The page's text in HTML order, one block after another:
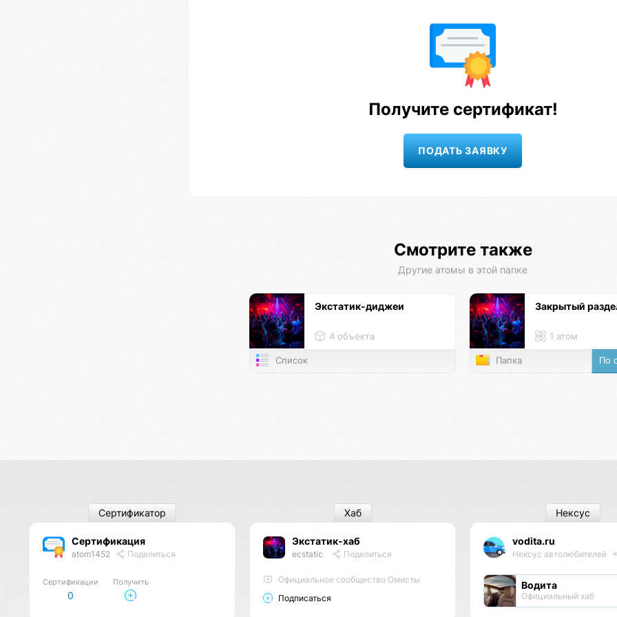
Получите сертификат!
Смотрите также
Другие атомы в этой папке
Экстатик-диджеи
4 объекта
Список
Закрытый
1 атом
Папка По
Сертификация
atom1452 Поделиться
Сертификации
0
Получить
Сертификатор
Экстатик-хаб
ecstatic Поделиться
Официальное сообщество Омисты
Подписаться
Хаб
vodita.ru
Нексус автолюбителей
Водита
Официальный хаб
Нексус